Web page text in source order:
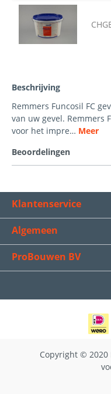
Beschrijving
Remmers Funcosil FC
van uw gevel. Remmers
voor het impre… Meer
Beoordelingen
Klantenservice
Algemeen
ProBouwen BV
Copyright © 2020